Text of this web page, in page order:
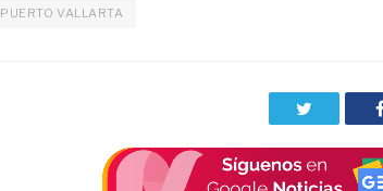
PUERTO VALLARTA